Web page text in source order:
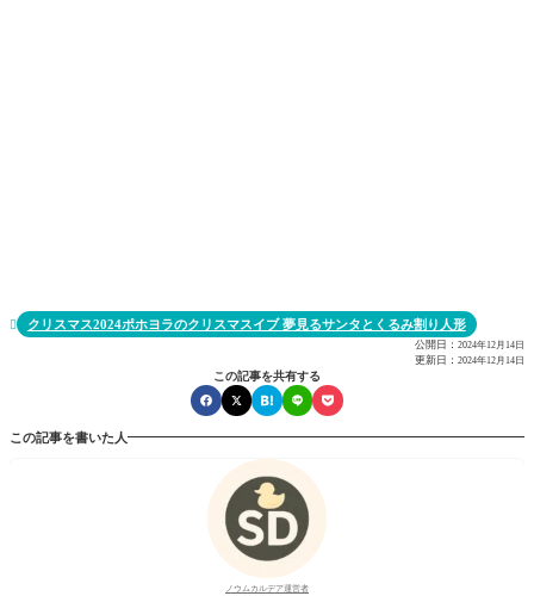
 クリスマス2024ポホヨラのクリスマスイブ 夢見るサンタとくるみ割り人形
公開日： 2024年12月14日
更新日： 2024年12月14日
この記事を共有する
この記事を書いた人
ノウムカルデア運営者